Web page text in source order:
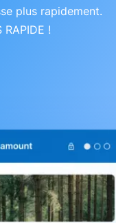
plus rapidement.
!